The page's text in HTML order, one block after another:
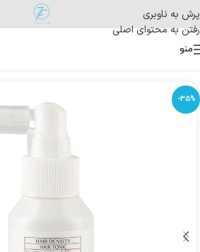
پرش به ناوبری
رفتن به محتوای اصلی
منو
-35%